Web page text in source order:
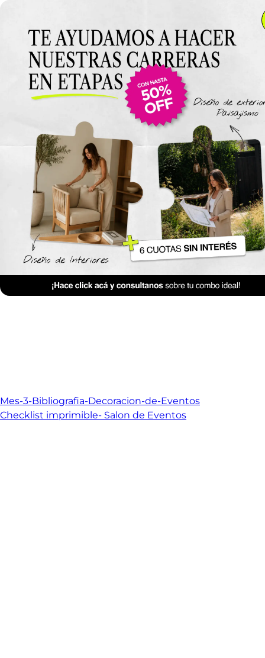
Anterior Clase
Clase 11
Materiales
Mes-3-Bibliografia-Decoracion-de-Eventos
Checklist imprimible- Salon de Eventos